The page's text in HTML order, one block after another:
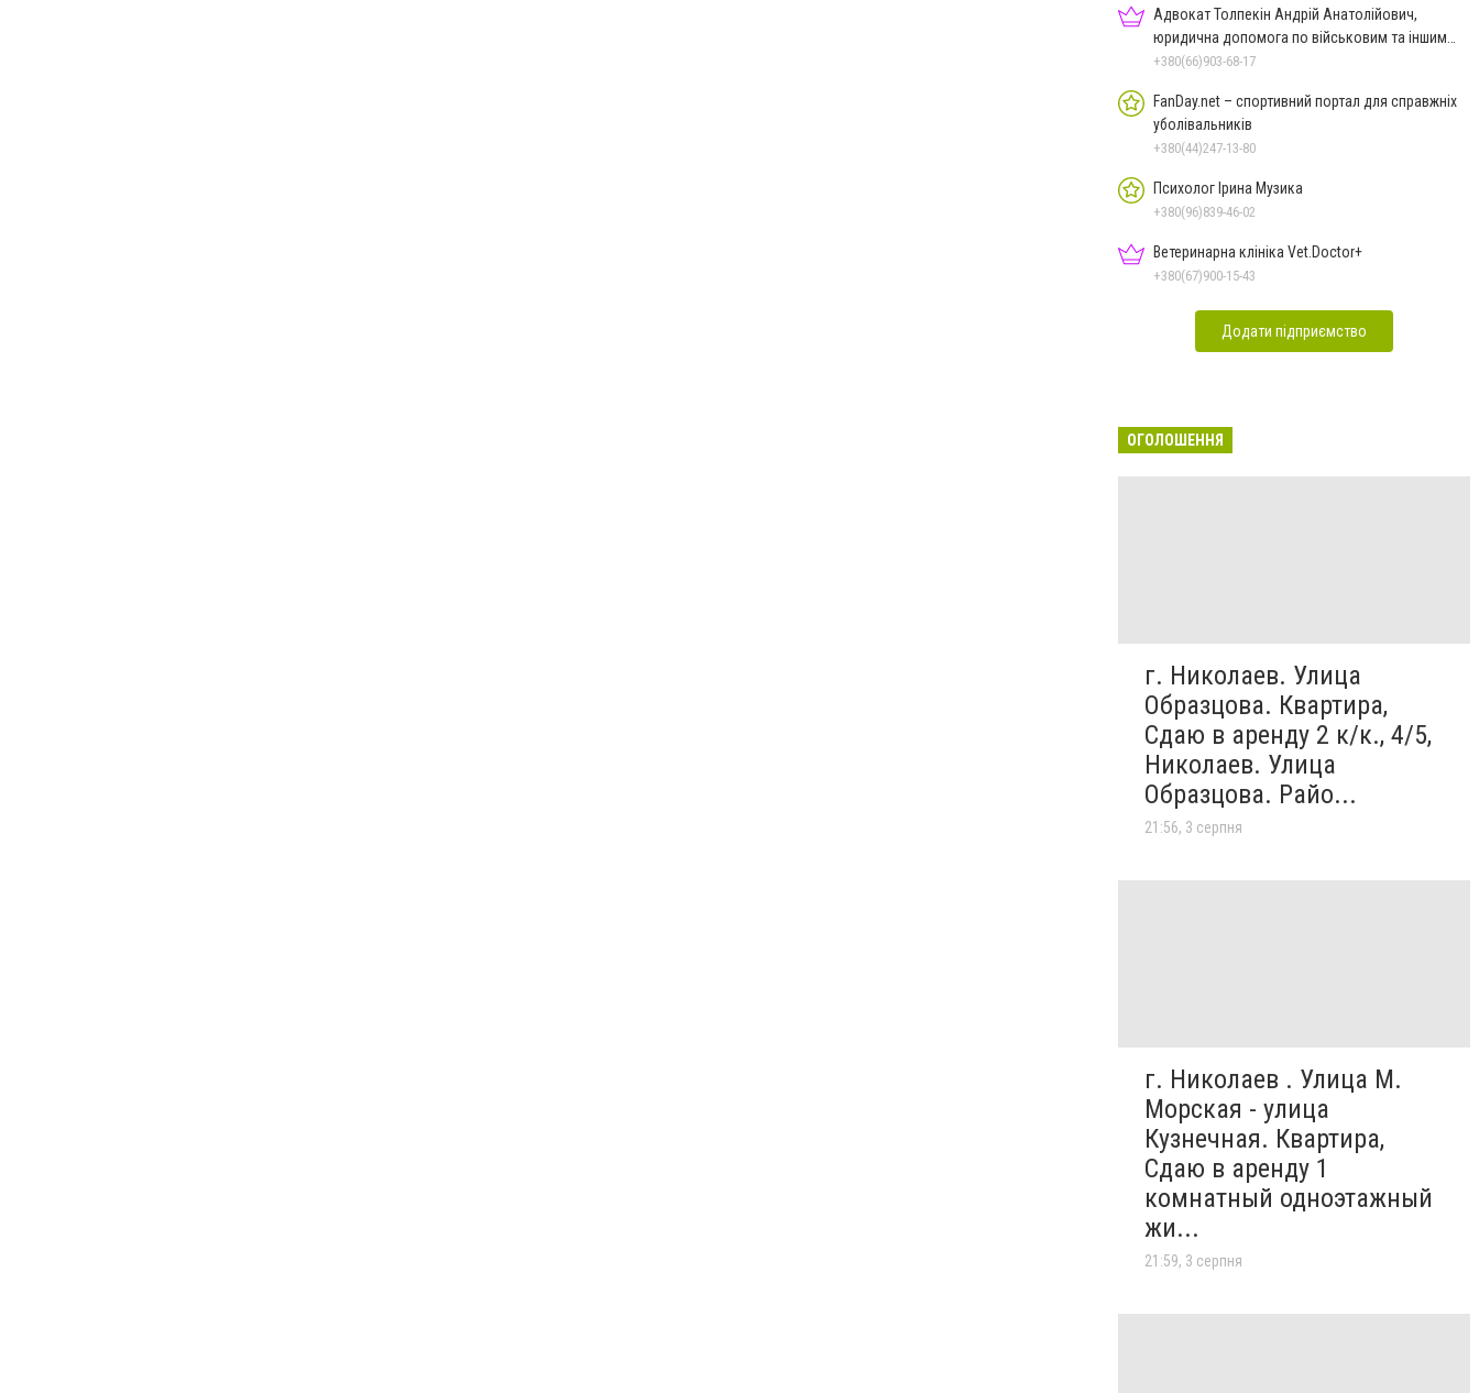
Адвокат Толпекін Андрій Анатолійович,
юридична допомога по військовим та іншим
справам
+380(66)903-68-17
FanDay.net – спортивний портал для справжніх
уболівальників
+380(44)247-13-80
Психолог Ірина Музика
+380(96)839-46-02
Ветеринарна клініка Vet.Doctor+
+380(67)900-15-43
Додати підприємство
ОГОЛОШЕННЯ
г. Николаев. Улица
Образцова. Квартира,
Сдаю в аренду 2 к/к., 4/5,
Николаев. Улица
Образцова. Райо...
21:56, 3 серпня
г. Николаев . Улица М.
Морская - улица
Кузнечная. Квартира,
Сдаю в аренду 1
комнатный одноэтажный
жи...
21:59, 3 серпня